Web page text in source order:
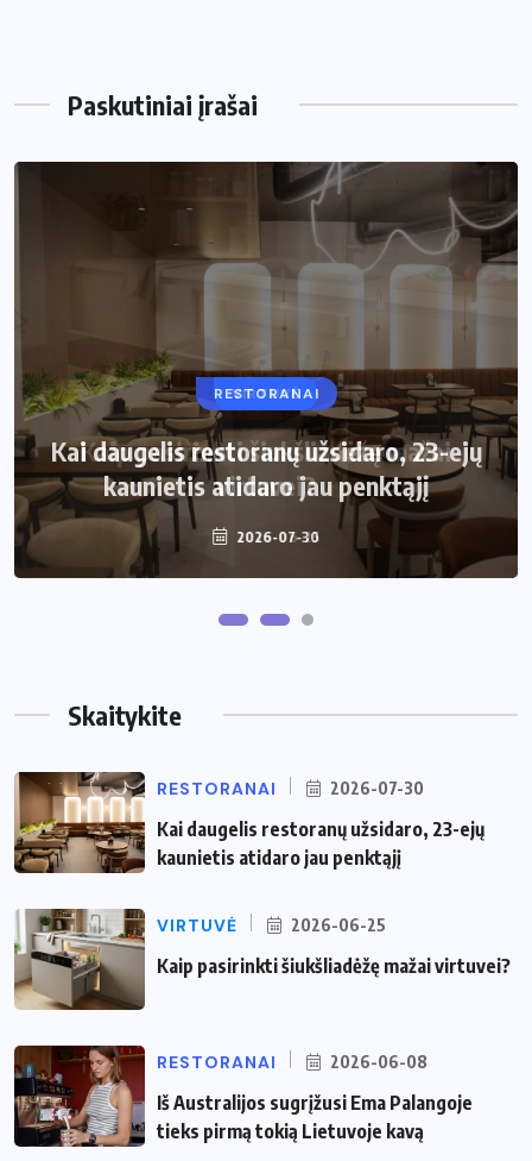
Paskutiniai įrašai
RESTORANAI
Kai daugelis restoranų užsidaro, 23-ejų
kaunietis atidaro jau penktąjį
2026-07-30
VIRTUVĖ
Kaip pasirinkti šiukšliadėžę mažai
virtuvei?
2026-06-25
Skaitykite
RESTORANAI 2026-07-30
Kai daugelis restoranų užsidaro, 23-ejų
kaunietis atidaro jau penktąjį
VIRTUVĖ 2026-06-25
Kaip pasirinkti šiukšliadėžę mažai virtuvei?
RESTORANAI 2026-06-08
Iš Australijos sugrįžusi Ema Palangoje
tieks pirmą tokią Lietuvoje kavą